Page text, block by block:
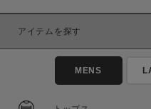
アイテムを探す
MENS